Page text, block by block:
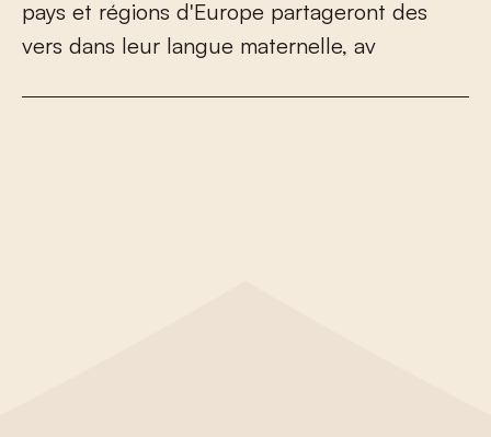
pays et régions d'Europe partageront des
vers dans leur langue maternelle, av